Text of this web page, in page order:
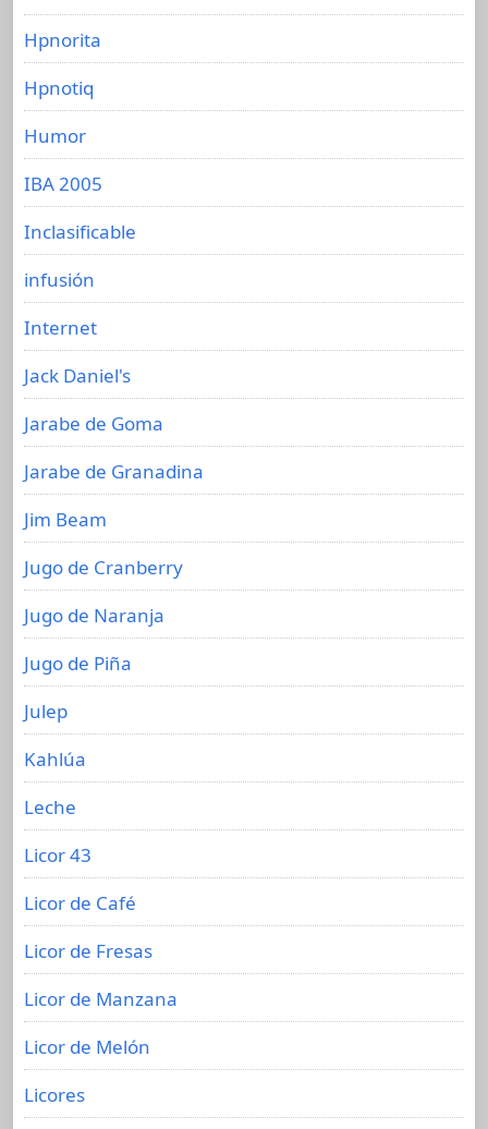
Hpnorita
Hpnotiq
Humor
IBA 2005
Inclasificable
infusión
Internet
Jack Daniel's
Jarabe de Goma
Jarabe de Granadina
Jim Beam
Jugo de Cranberry
Jugo de Naranja
Jugo de Piña
Julep
Kahlúa
Leche
Licor 43
Licor de Café
Licor de Fresas
Licor de Manzana
Licor de Melón
Licores